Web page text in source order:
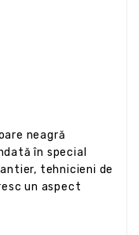
neagră
în special
tehnicieni de
un aspect